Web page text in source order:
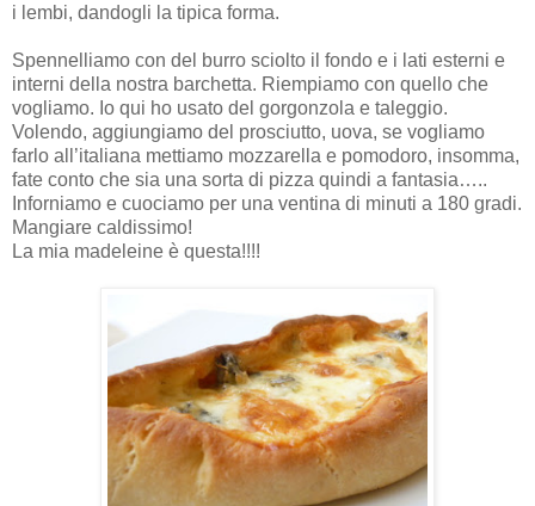
i lembi, dandogli la tipica forma.
Spennelliamo con del burro sciolto il fondo e i lati esterni e
interni della nostra barchetta. Riempiamo con quello che
vogliamo. Io qui ho usato del gorgonzola e taleggio.
Volendo, aggiungiamo del prosciutto, uova, se vogliamo
farlo all’italiana mettiamo mozzarella e pomodoro, insomma,
fate conto che sia una sorta di pizza quindi a fantasia…..
Inforniamo e cuociamo per una ventina di minuti a 180 gradi.
Mangiare caldissimo!
La mia madeleine è questa!!!!